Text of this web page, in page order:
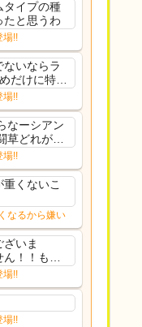
タイプの種
たと思うわ
場!!
ないならラ
だけに特定
だかむな
てわけじゃ
ど
場!!
なーシアン
草どれが事
必要があ
？って思っ
場!!
くないこ
なるから嫌い
いま
！！もう
！
場!!
場!!